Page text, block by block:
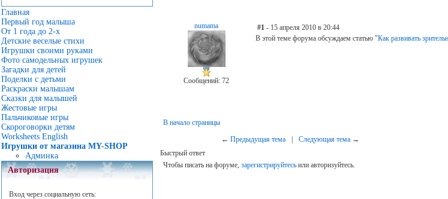
Главная
Первый год малыша
От 1 года до 2-х
Детские веселые стихи
Игрушки своими руками
Фото самодельных игрушек
Загадки для детей
Поделки с детьми
Раскраски малышам
Сказки для малышей
Жестовые игры
Пальчиковые игры
Скороговорки детям
Worksheets English
Игрушки от магазина MY-SHOP
Админка
Авторизация
Вход через социальную сеть:
numama
Сообщений: 72
#1 - 15 апреля 2010 в 20:44
В этой теме форума обсуждаем статью "Как развивать
В начало страницы
←Предыдущая тема Следующая тема →
Быстрый ответ
Чтобы писать на форуме,зарегистрируйтесь или авторизуйтесь.